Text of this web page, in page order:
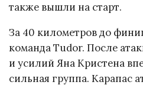
также вышли на старт.
За 40 километров до
команда Tudor. После
и усилий Яна Кристена
сильная группа. Карапас